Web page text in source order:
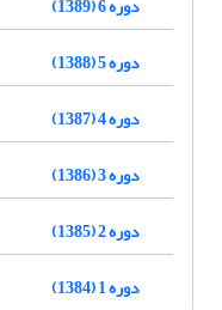
دوره 5 (1388)
دوره 4 (1387)
دوره 3 (1386)
دوره 2 (1385)
دوره 1 (1384)